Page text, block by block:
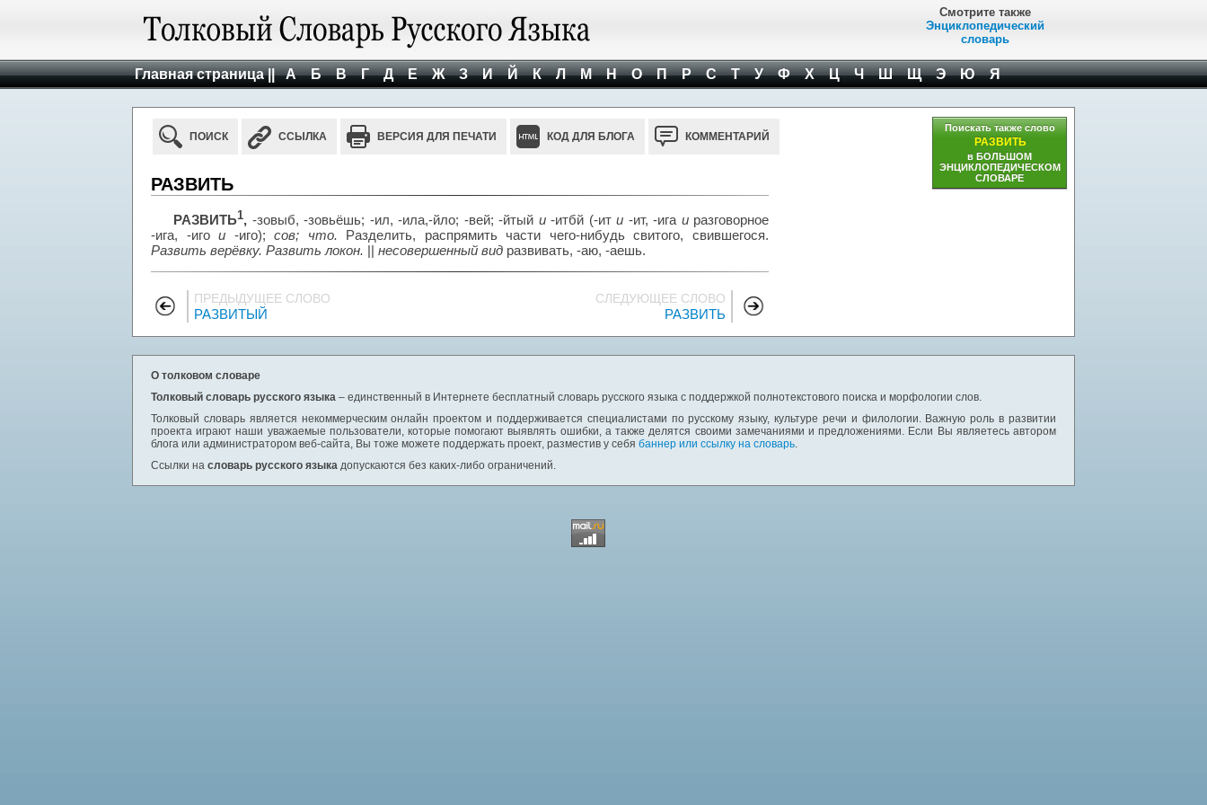
Смотрите также
Энциклопедический
словарь
Главная страница || А Б В Г Д Е Ж З И Й К Л М Н О П Р С Т У Ф Х Ц Ч Ш Щ Э Ю Я
ПОИСК ССЫЛКА ВЕРСИЯ ДЛЯ ПЕЧАТИ КОД ДЛЯ БЛОГА КОММЕНТАРИЙ
РАЗВИТЬ
РАЗВИТЬ1, -зовыб, -зовьёшь; -ил, -ила,-йло; -вей; -йтый и-итбй (-ит и -ит, -ига и разговорное
-ига, -игои -иго);сов; что. Разделить, распрямить части чего-нибудь свитого, свившегося.
Развить верёвку. Развить локон. || несовершенный вид развивать, -аю, -аешь.
ПРЕДЫДУЩЕЕ СЛОВО
РАЗВИТЫЙ
СЛЕДУЮЩЕЕ СЛОВО
РАЗВИТЬ
Поискать также слово
РАЗВИТЬ
в БОЛЬШОМ
ЭНЦИКЛОПЕДИЧЕСКОМ
СЛОВАРЕ
О толковом словаре
Толковый словарь русского языка – единственный в Интернете бесплатный словарь русского языка с поддержкой полнотекстового поиска и морфологии слов.
Толковый словарь является некоммерческим онлайн проектом и поддерживается специалистами по русскому языку, культуре речи и филологии. Важную роль в развитии
проекта играют наши уважаемые пользователи, которые помогают выявлять ошибки, а также делятся своими замечаниями и предложениями. Если Вы являетесь автором
блога или администратором веб-сайта, Вы тоже можете поддержать проект, разместив у себя баннер или ссылку на словарь.
Ссылки на словарь русского языка допускаются без каких-либо ограничений.